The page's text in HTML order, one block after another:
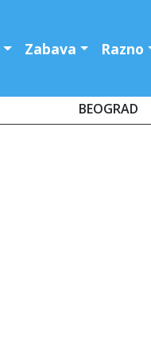
Zabava Razno
BEOGRAD